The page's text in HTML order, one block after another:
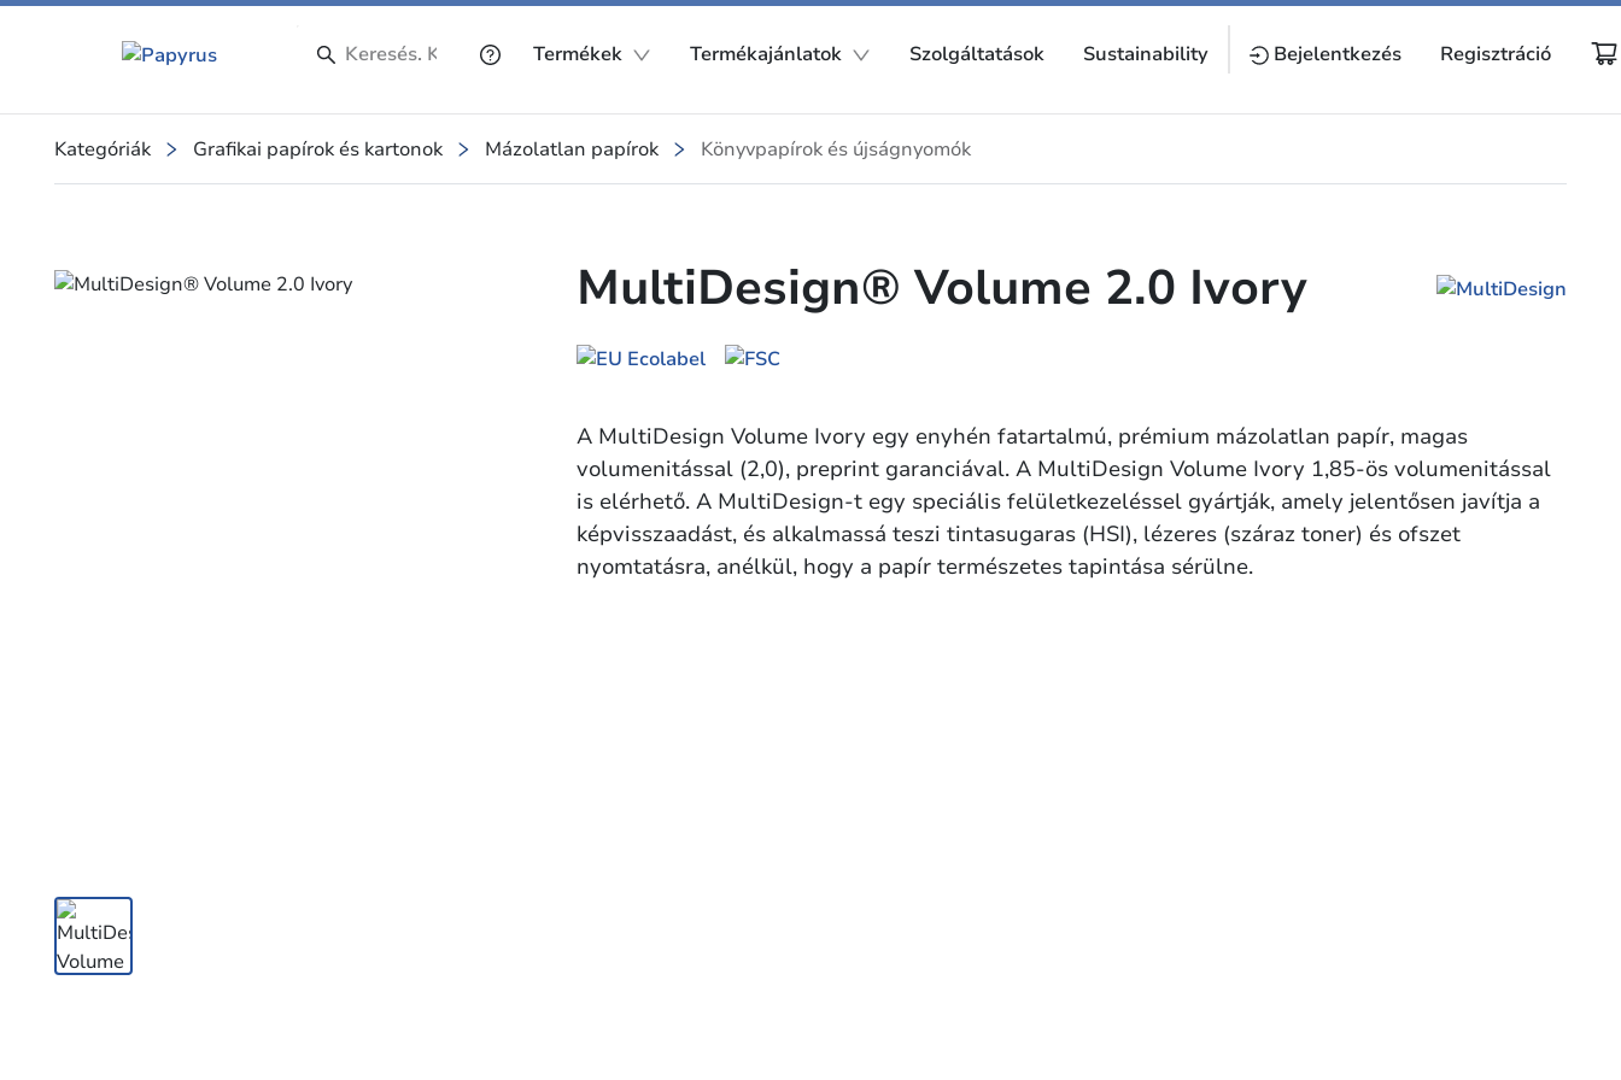
Termékek Termékajánlatok Szolgáltatások Sustainability Bejelentkezés Regisztráció
Kategóriák Grafikai papírok és kartonok Mázolatlan papírok Könyvpapírok és újságnyomók
Slide 1 of 1 MultiDesign® Volume 2.0 Ivory
A MultiDesign Volume Ivory egy enyhén fatartalmú, prémium mázolatlan papír, magas
volumenitással (2,0), preprint garanciával. A MultiDesign Volume Ivory 1,85-ös volumenitással
is elérhető. A MultiDesign-t egy speciális felületkezeléssel gyártják, amely jelentősen javítja a
képvisszaadást, és alkalmassá teszi tintasugaras (HSI), lézeres (száraz toner) és ofszet
nyomtatásra, anélkül, hogy a papír természetes tapintása sérülne.